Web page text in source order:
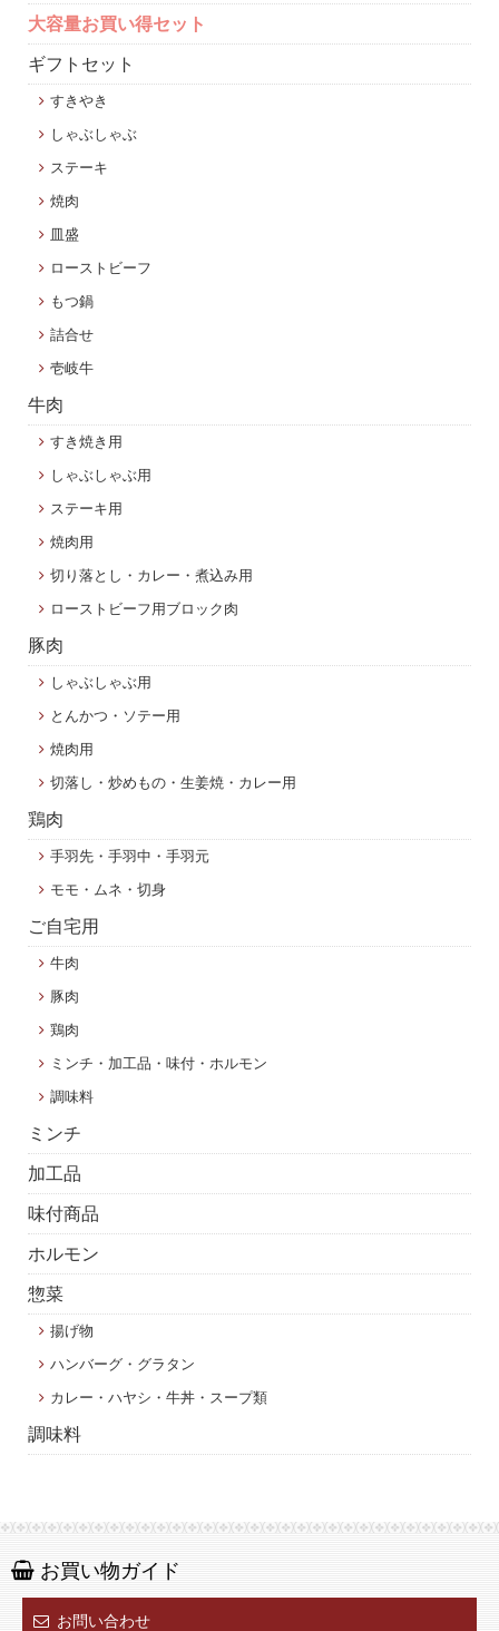
大容量お買い得セット
ギフトセット
すきやき
しゃぶしゃぶ
ステーキ
焼肉
皿盛
ローストビーフ
もつ鍋
詰合せ
壱岐牛
牛肉
すき焼き用
しゃぶしゃぶ用
ステーキ用
焼肉用
切り落とし・カレー・煮込み用
ローストビーフ用ブロック肉
豚肉
しゃぶしゃぶ用
とんかつ・ソテー用
焼肉用
切落し・炒めもの・生姜焼・カレー用
鶏肉
手羽先・手羽中・手羽元
モモ・ムネ・切身
ご自宅用
牛肉
豚肉
鶏肉
ミンチ・加工品・味付・ホルモン
調味料
ミンチ
加工品
味付商品
ホルモン
惣菜
揚げ物
ハンバーグ・グラタン
カレー・ハヤシ・牛丼・スープ類
調味料
お買い物ガイド
お問い合わせ